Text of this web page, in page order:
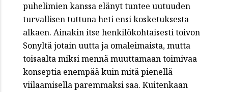
puhelimien kanssa elänyt tuntee uutuuden
turvallisen tuttuna heti ensi kosketuksesta
alkaen. Ainakin itse henkilökohtaisesti toivon
Sonyltä jotain uutta ja omaleimaista, mutta
toisaalta miksi mennä muuttamaan toimivaa
konseptia enempää kuin mitä pienellä
viilaamisella paremmaksi saa. Kuitenkaan